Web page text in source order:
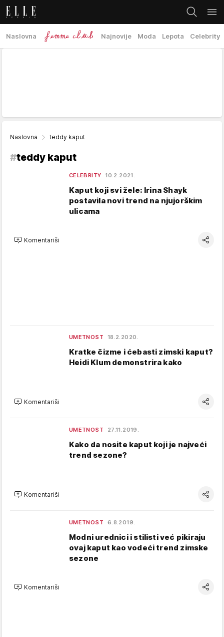
Naslovna Najnovije Moda Lepota Celebrity
Naslovna teddy kaput
#teddy kaput
CELEBRITY 10.2.2021.
Kaput koji svi žele: Irina Shayk
postavila novi trend na njujorškim
ulicama
Komentariši
UMETNOST 18.2.2020.
Kratke čizme i ćebasti zimski kaput?
Heidi Klum demonstrira kako
Komentariši
UMETNOST 27.11.2019.
Kako da nosite kaput koji je najveći
trend sezone?
Komentariši
UMETNOST 6.8.2019.
Modni urednici i stilisti već pikiraju
ovaj kaput kao vodeći trend zimske
sezone
Komentariši